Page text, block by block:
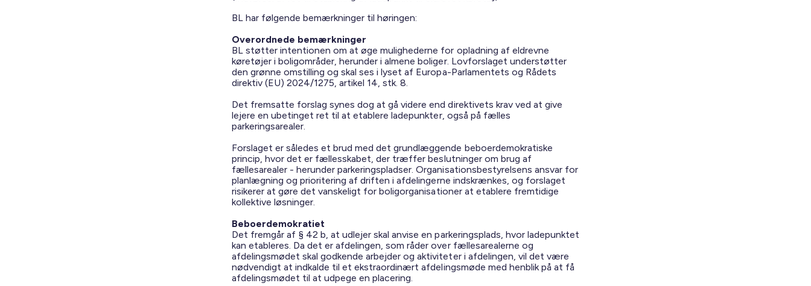
BL har følgende bemærkninger til høringen:
Overordnede bemærkninger
BL støtter intentionen om at øge mulighederne for opladning af eldrevne
køretøjer i boligområder, herunder i almene boliger. Lovforslaget understøtter
den grønne omstilling og skal ses i lyset af Europa-Parlamentets og Rådets
direktiv (EU) 2024/1275, artikel 14, stk. 8.
Det fremsatte forslag synes dog at gå videre end direktivets krav ved at give
lejere en ubetinget ret til at etablere ladepunkter, også på fælles
parkeringsarealer.
Forslaget er således et brud med det grundlæggende beboerdemokratiske
princip, hvor det er fællesskabet, der træffer beslutninger om brug af
fællesarealer - herunder parkeringspladser. Organisationsbestyrelsens ansvar for
planlægning og prioritering af driften i afdelingerne indskrænkes, og forslaget
risikerer at gøre det vanskeligt for boligorganisationer at etablere fremtidige
kollektive løsninger.
Beboerdemokratiet
Det fremgår af § 42 b, at udlejer skal anvise en parkeringsplads, hvor ladepunktet
kan etableres. Da det er afdelingen, som råder over fællesarealerne og
afdelingsmødet skal godkende arbejder og aktiviteter i afdelingen, vil det være
nødvendigt at indkalde til et ekstraordinært afdelingsmøde med henblik på at få
afdelingsmødet til at udpege en placering.